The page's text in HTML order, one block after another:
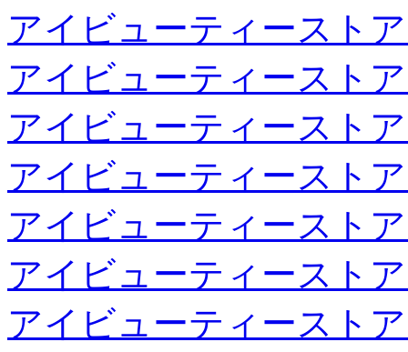
アイビューティースト
アイビューティースト
アイビューティースト
アイビューティースト
アイビューティースト
アイビューティースト
アイビューティースト